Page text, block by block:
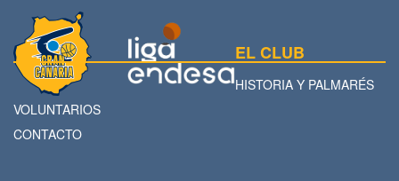
EL CLUB
HISTORIA Y PALMARÉS
VOLUNTARIOS
CONTACTO